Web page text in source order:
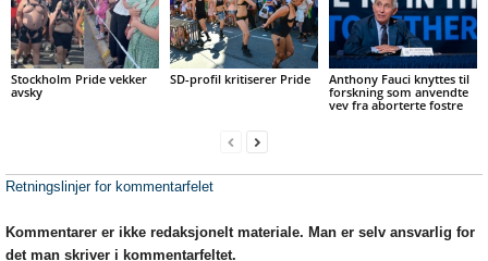
Stockholm Pride vekker
avsky
SD-profil kritiserer Pride
Anthony Fauci knyttes til
forskning som anvendte
vev fra aborterte fostre
Retningslinjer for kommentarfelet
Kommentarer er ikke redaksjonelt materiale. Man er selv ansvarlig for
det man skriver i kommentarfeltet.